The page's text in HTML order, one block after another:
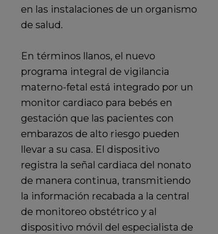
en las instalaciones de un organismo
de salud.
En términos llanos, el nuevo
programa integral de vigilancia
materno-fetal está integrado por un
monitor cardiaco para bebés en
gestación que las pacientes con
embarazos de alto riesgo pueden
llevar a su casa. El dispositivo
registra la señal cardiaca del nonato
de manera continua, transmitiendo
la información recabada a la central
de monitoreo obstétrico y al
dispositivo móvil del especialista de